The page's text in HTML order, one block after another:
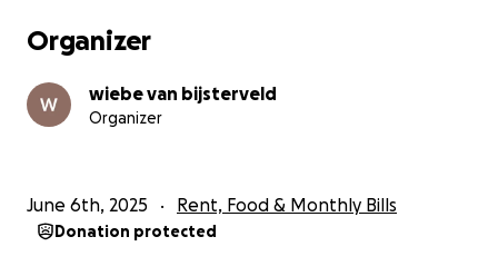
Dankjewel dat je dit leest!
Organizer
wiebe van bijsterveld
Organizer
June 6th, 2025 Rent, Food & Monthly Bills
Donation protected